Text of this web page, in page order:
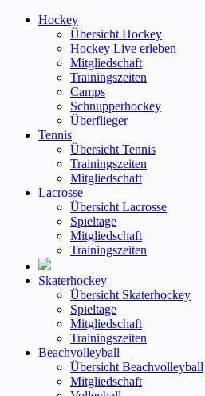
Hockey
Übersicht Hockey
Hockey Live erleben
Mitgliedschaft
Trainingszeiten
Camps
Schnupperhockey
Überflieger
Tennis
Übersicht Tennis
Trainingszeiten
Mitgliedschaft
Lacrosse
Übersicht Lacrosse
Spieltage
Mitgliedschaft
Trainingszeiten
Skaterhockey
Übersicht Skaterhockey
Spieltage
Mitgliedschaft
Trainingszeiten
Beachvolleyball
Übersicht Beachvolleyball
Mitgliedschaft